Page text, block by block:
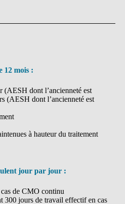
12 mois :
(AESH dont l’ancienneté est
(AESH dont l’ancienneté est
à hauteur du traitement
jour par jour :
de CMO continu
300 jours de travail effectif en cas